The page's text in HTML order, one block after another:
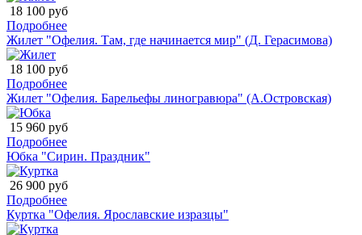
18 100 руб
Подробнее
Жилет "Офелия. Там, где начинается мир" (Д. Герасимова)
18 100 руб
Подробнее
Жилет "Офелия. Барельефы линогравюра" (А.Островская)
15 960 руб
Подробнее
Юбка "Сирин. Праздник"
26 900 руб
Подробнее
Куртка "Офелия. Ярославские изразцы"